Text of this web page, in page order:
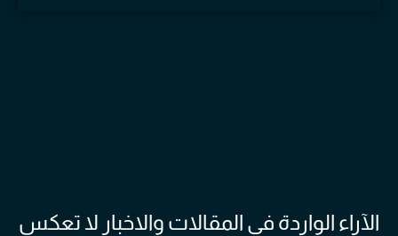
الآراء الواردة في المقالات والاخبار لا تعكس